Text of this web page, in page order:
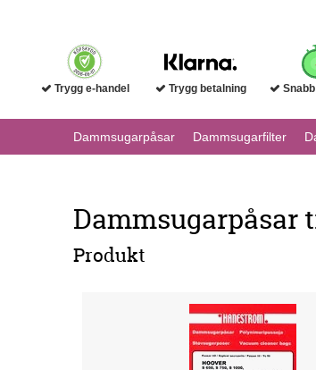
Trygg e-handel Trygg betalning
Dammsugarpåsar Dammsugarfilter
Dammsugarpåsar
Produkt